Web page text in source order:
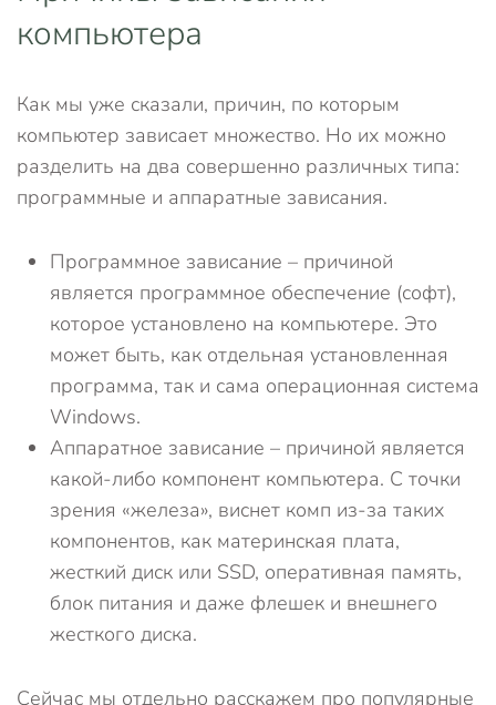
компьютера
Как мы уже сказали, причин, по которым
компьютер зависает множество. Но их можно
разделить на два совершенно различных типа:
программные и аппаратные зависания.
Программное зависание – причиной
является программное обеспечение (софт),
которое установлено на компьютере. Это
может быть, как отдельная установленная
программа, так и сама операционная система
Windows.
Аппаратное зависание – причиной является
какой-либо компонент компьютера. С точки
зрения «железа», виснет комп из-за таких
компонентов, как материнская плата,
жесткий диск или SSD, оперативная память,
блок питания и даже флешек и внешнего
жесткого диска.
Сейчас мы отдельно расскажем про популярные